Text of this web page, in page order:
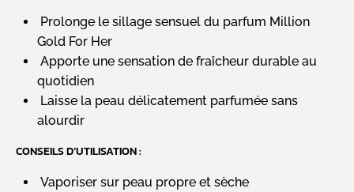
Prolonge le sillage sensuel du parfum Million
Gold For Her
Apporte une sensation de fraîcheur durable au
quotidien
Laisse la peau délicatement parfumée sans
alourdir
CONSEILS D’UTILISATION :
Vaporiser sur peau propre et sèche